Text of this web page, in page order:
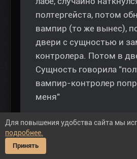
полтергейста, потом
вампир (то же вынес),
двери с сущностью и
контролера. Потом в
Сущность говорила
вампир-контролер
меня"
Спасибо сказали:
Для повышения удобства сайта мы
подробнее.
Принять